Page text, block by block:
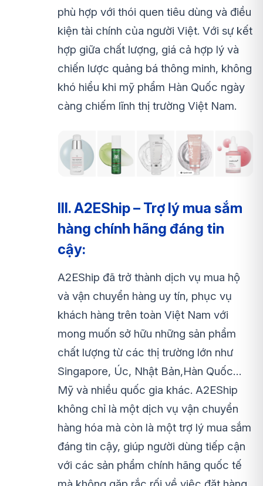
phù hợp với thói quen tiêu dùng và điều
kiện tài chính của người Việt. Với sự kết
hợp giữa chất lượng, giá cả hợp lý và
chiến lược quảng bá thông minh, không
khó hiểu khi mỹ phẩm Hàn Quốc ngày
càng chiếm lĩnh thị trường Việt Nam.
III. A2EShip – Trợ lý mua sắm
hàng chính hãng đáng tin
cậy:
A2EShip đã trở thành dịch vụ mua hộ
và vận chuyển hàng uy tín, phục vụ
khách hàng trên toàn Việt Nam với
mong muốn sở hữu những sản phẩm
chất lượng từ các thị trường lớn như
Singapore, Úc, Nhật Bản,Hàn Quốc…
Mỹ và nhiều quốc gia khác. A2EShip
không chỉ là một dịch vụ vận chuyển
hàng hóa mà còn là một trợ lý mua sắm
đáng tin cậy, giúp người dùng tiếp cận
với các sản phẩm chính hãng quốc tế